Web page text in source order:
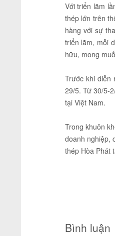
Với triển lãm
thép lớn trên
hàng với sự
triển lãm, mỗi
hữu, mong
Trước khi diễn
29/5. Từ 30/5-
tại Việt Nam.
Trong khuôn
doanh nghiệp,
thép Hòa Phát
Bình luận